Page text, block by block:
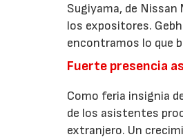
Sugiyama, de
los expositores.
encontramos lo que
Fuerte presencia
Como feria insignia
de los asistentes
extranjero. Un